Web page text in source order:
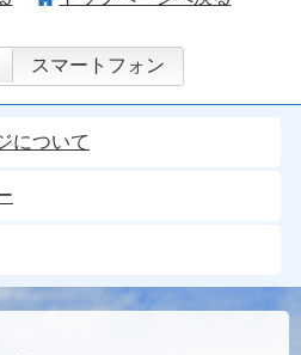
スマートフォン
について